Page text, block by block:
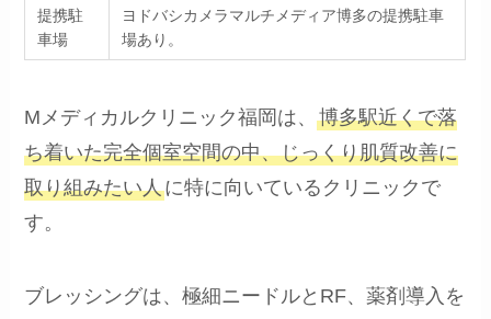
提携駐
車場
ヨドバシカメラマルチメディア博多の提携駐車
場あり。
Mメディカルクリニック福岡は、博多駅近くで落
ち着いた完全個室空間の中、じっくり肌質改善に
取り組みたい人に特に向いているクリニックで
す。
ブレッシングは、極細ニードルとRF、薬剤導入を